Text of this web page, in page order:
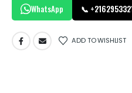
WhatsApp 📞
ADD TO WISHLIST